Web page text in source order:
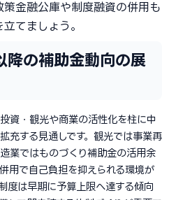
策金融公庫や制度融資の併用も
てましょう。
の補助金動向の展
資・観光や商業の活性化を柱に中
充する見通しです。観光では事業再
業ではものづくり補助金の活用余
用で自己負担を抑えられる環境が
度は早期に予算上限へ達する傾向